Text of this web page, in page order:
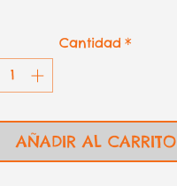
Cantidad *
AÑADIR AL CARRITO